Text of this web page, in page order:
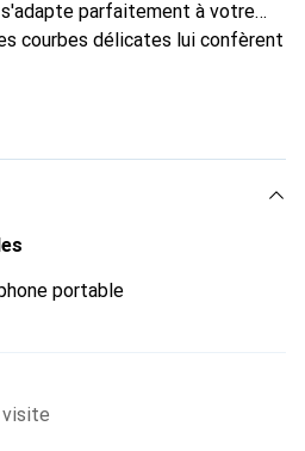
parfaitement à votre
courbes délicates lui confèrent
smartphone. Reconnaître
sûr pour une clientèle
portable